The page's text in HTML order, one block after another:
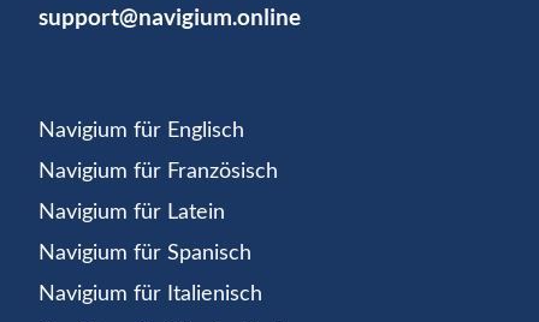
support@navigium.online
Navigium für Englisch
Navigium für Französisch
Navigium für Latein
Navigium für Spanisch
Navigium für Italienisch